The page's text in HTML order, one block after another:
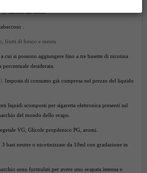
in flacone da 60ml.
.
frutti di bosco e menta
cui si possono aggiungere fino a tre basette di nicotina
desiderata.
. Imposta di consumo già compresa nel prezzo del liquido
liquidi scomposti per sigaretta elettronica presenti sul
del mondo dello svapo.
VG, Glicole propilenico PG, aromi.
basi neutre o nicotinizzate da 10ml con gradazione in
sono formulati per avere uno svapata intensa e